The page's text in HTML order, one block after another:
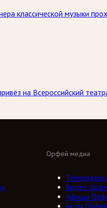
классической музыки
на Всероссийский
Орфей медиа
Видео
Афиша